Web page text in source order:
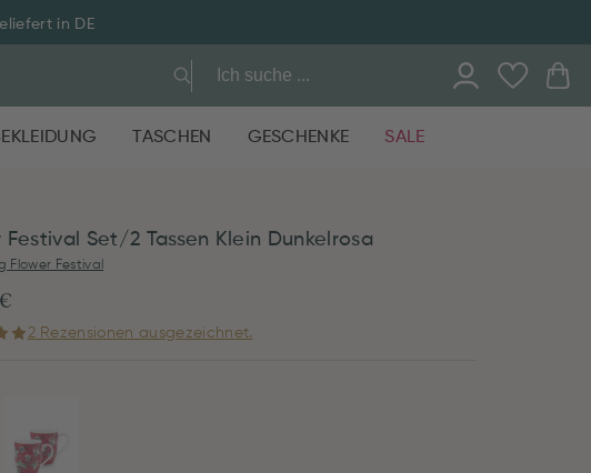
in DE
TASCHEN GESCHENKE SALE
Festival Set/2 Tassen Klein Dunkelrosa
Flower Festival
2 Rezensionen ausgezeichnet.